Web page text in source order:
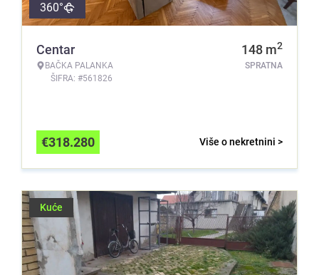
360°
Centar
BAČKA PALANKA
ŠIFRA: #561826
148 m2
SPRATNA
Više o nekretnini >
€318.280
Kuće